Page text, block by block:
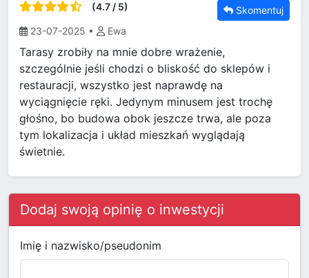
(4.7 / 5)
Skomentuj
23-07-2025 • Ewa
Tarasy zrobiły na mnie dobre wrażenie,
szczególnie jeśli chodzi o bliskość do sklepów i
restauracji, wszystko jest naprawdę na
wyciągnięcie ręki. Jedynym minusem jest trochę
głośno, bo budowa obok jeszcze trwa, ale poza
tym lokalizacja i układ mieszkań wyglądają
świetnie.
Dodaj swoją opinię o inwestycji
Imię i nazwisko/pseudonim